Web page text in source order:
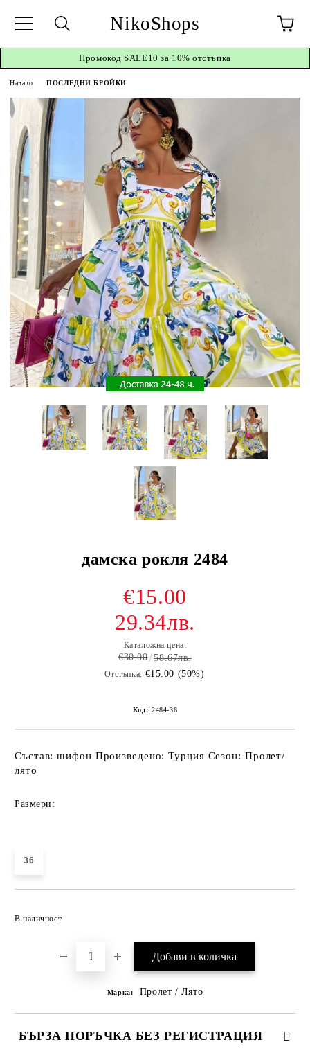
NikoShops
ПромокодSALE10 за 10% отстъпка
Начало ПОСЛЕДНИ БРОЙКИ
дамска рокля 2484
€15.00
29.34лв.
Каталожна цена:
€30.00 58.67лв.
Отстъпка: €15.00 (50%)
Код: 2484-36
Състав: шифон Произведено: Турция Сезон: Пролет/
лято
Размери:
36
В наличност
Марка: Пролет / Лято
БЪРЗА ПОРЪЧКА БЕЗ РЕГИСТРАЦИЯ